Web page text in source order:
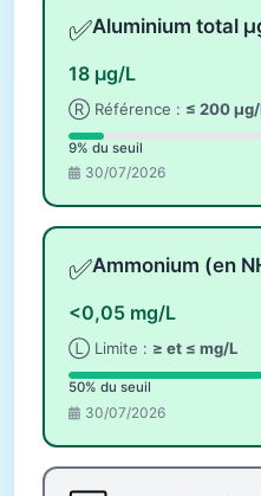
✅Aluminium total
18 µg/L
Ⓡ Référence : ≤ 200
9% du seuil
30/07/2026
✅Ammonium (en
<0,05 mg/L
Ⓛ Limite : ≥ et ≤ mg/L
50% du seuil
30/07/2026